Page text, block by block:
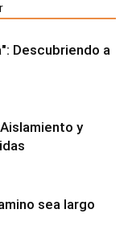
Descubriendo a
y
sea largo